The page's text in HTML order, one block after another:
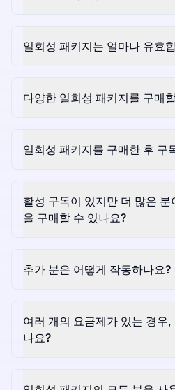
일회성 패키지는 얼마나 유효
다양한 일회성 패키지를 구매
일회성 패키지를 구매한 후 구
활성 구독이 있지만 더 많은
을 구매할 수 있나요?
추가 분은 어떻게 작동하나요?
여러 개의 요금제가 있는 경우
나요?